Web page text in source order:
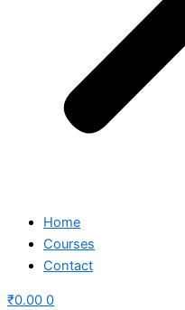
Home
Courses
Contact
₹0.00 0